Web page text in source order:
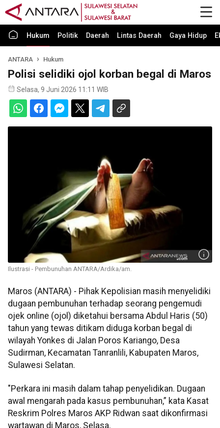
Hukum Politik Daerah Lintas Daerah Gaya Hidup
ANTARA Hukum
Polisi selidiki ojol korban begal di Maros
Selasa, 9 Juni 2026 11:11 WIB
Ilustrasi - Pembunuhan ANTARA/Ardika/am.
Maros (ANTARA) - Pihak Kepolisian masih menyelidiki
dugaan pembunuhan terhadap seorang pengemudi
ojek online (ojol) diketahui bersama Abdul Haris (50)
tahun yang tewas ditikam diduga korban begal di
wilayah Yonkes di Jalan Poros Kariango, Desa
Sudirman, Kecamatan Tanranlili, Kabupaten Maros,
Sulawesi Selatan.
"Perkara ini masih dalam tahap penyelidikan. Dugaan
awal mengarah pada kasus pembunuhan,” kata Kasat
Reskrim Polres Maros AKP Ridwan saat dikonfirmasi
wartawan di Maros, Selasa.